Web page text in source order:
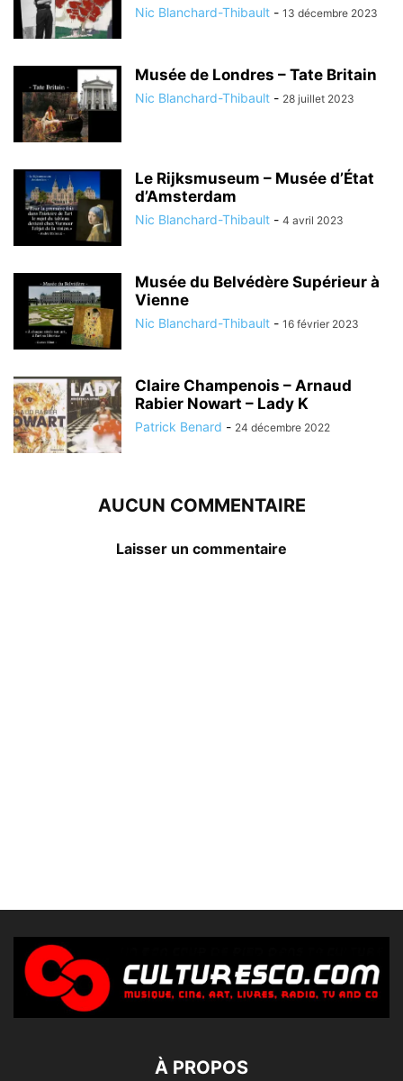
Nic Blanchard-Thibault - 13 décembre 2023
Musée de Londres – Tate Britain
Nic Blanchard-Thibault - 28 juillet 2023
Le Rijksmuseum – Musée d’État
d’Amsterdam
Nic Blanchard-Thibault - 4 avril 2023
Musée du Belvédère Supérieur à
Vienne
Nic Blanchard-Thibault - 16 février 2023
Claire Champenois – Arnaud
Rabier Nowart – Lady K
Patrick Benard - 24 décembre 2022
AUCUN COMMENTAIRE
Laisser un commentaire
À PROPOS